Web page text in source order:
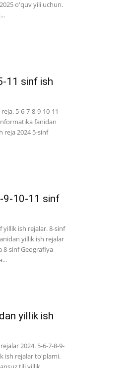
o'quv yili uchun.
11 sinf ish
5-6-7-8-9-10-11
fanidan
reja 2024 5-sinf
9-10-11 sinf
yillik ish rejalar. 8-sinf
yillik ish rejalar
8-sinf Geografiya
yillik ish
2024. 5-6-7-8-9-
ish rejalar to'plami.